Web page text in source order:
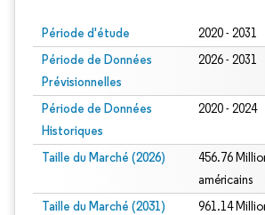
Période d'étude 2020 - 2031
Période de Données
Prévisionnelles
2026 - 2031
Période de Données
Historiques
2020 - 2024
Taille du Marché (2026)
456.76
américains
Taille du Marché (2031)
961.14